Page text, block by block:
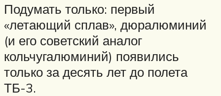
Подумать только: первый
«летающий сплав», дюралюминий
(и его советский аналог
кольчугалюминий) появились
только за десять лет до полета
ТБ-3.